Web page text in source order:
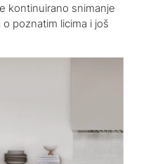
kontinuirano snimanje
poznatim licima i još